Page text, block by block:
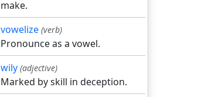
make.
vowelize (verb)
Pronounce as a vowel.
wily (adjective)
Marked by skill in deception.